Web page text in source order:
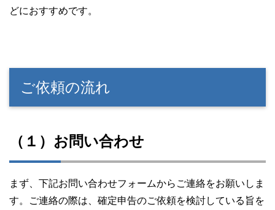
どにおすすめです。
ご依頼の流れ
（１）お問い合わせ
まず、下記お問い合わせフォームからご連絡をお願いしま
す。ご連絡の際は、確定申告のご依頼を検討している旨を